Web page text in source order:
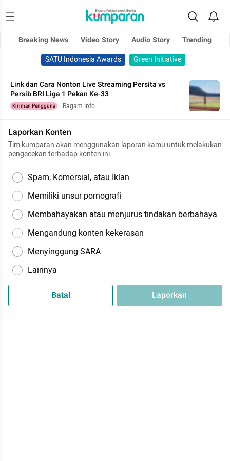
Breaking News Video Story Audio Story
Trending
SATU Indonesia Awards
Green Initiative
Link dan Cara Nonton Live Streaming Persita vs
Persib BRI Liga 1 Pekan Ke-33
Kiriman Pengguna Ragam Info
Laporkan Konten
Tim kumparan akan menggunakan laporan kamu untuk melakukan
pengecekan terhadap konten ini.
Spam, Komersial, atau Iklan
Memiliki unsur pornografi
Membahayakan atau menjurus tindakan berbahaya
Mengandung konten kekerasan
Menyinggung SARA
Lainnya
Batal Laporkan